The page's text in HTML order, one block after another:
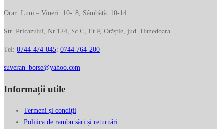
Orar: Luni – Vineri: 10-18, Sâmbătă: 10-14
Str. Pricazului, Nr.124, Sc.C, Et.P, Orăștie, jud. Hunedoara
Tel: 0744-474-045; 0744-764-200
suveran_borse@yahoo.com
Informații utile
Termeni și condiții
Politica de rambursări și returnări